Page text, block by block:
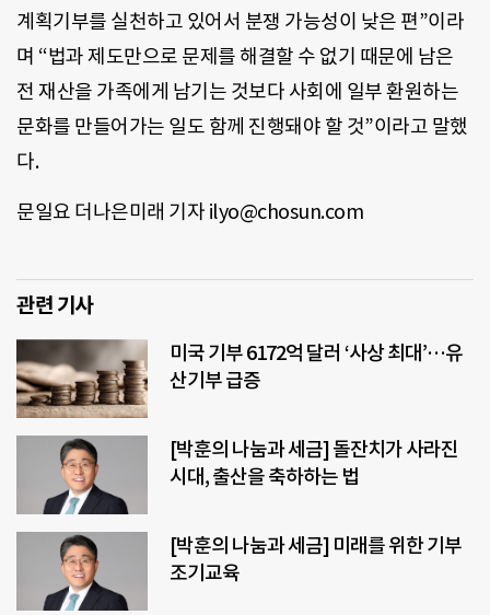
계획기부를 실천하고 있어서 분쟁 가능성이 낮은 편”이라
며 “법과 제도만으로 문제를 해결할 수 없기 때문에 남은
전 재산을 가족에게 남기는 것보다 사회에 일부 환원하는
문화를 만들어가는 일도 함께 진행돼야 할 것”이라고 말했
다.
문일요 더나은미래 기자 ilyo@chosun.com
관련 기사
미국 기부 6172억 달러 ‘사상 최대’…유
산기부 급증
[박훈의 나눔과 세금] 돌잔치가 사라진
시대, 출산을 축하하는 법
[박훈의 나눔과 세금] 미래를 위한 기부
조기교육